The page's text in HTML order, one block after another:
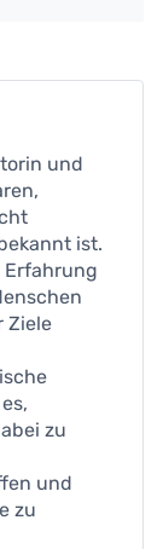
und
ist.
Erfahrung
Ziele
zu
und
zu